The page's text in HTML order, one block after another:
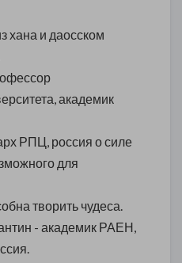
хана и даосском
академик
РПЦ, россия о силе
для
творить чудеса.
- академик РАЕН,